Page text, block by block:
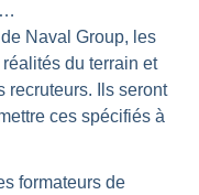
Naval Group, les
du terrain et
recruteurs. Ils seront
ces spécifiés à
formateurs de